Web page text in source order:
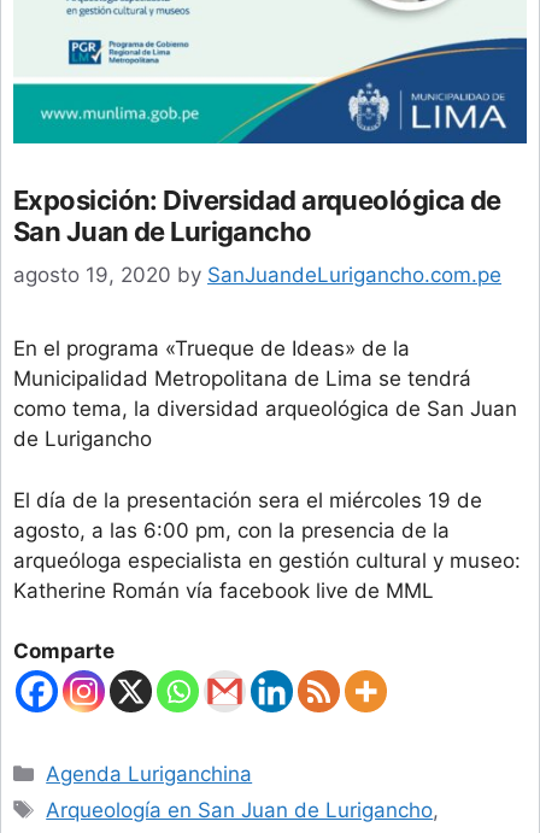
Exposición: Diversidad arqueológica de
San Juan de Lurigancho
agosto 19, 2020 by SanJuandeLurigancho.com.pe
En el programa «Trueque de Ideas» de la
Municipalidad Metropolitana de Lima se tendrá
como tema, la diversidad arqueológica de San Juan
de Lurigancho
El día de la presentación sera el miércoles 19 de
agosto, a las 6:00 pm, con la presencia de la
arqueóloga especialista en gestión cultural y museo:
Katherine Román vía facebook live de MML
Comparte
Categories
Agenda Luriganchina
Tags
Arqueología en San Juan de Lurigancho,